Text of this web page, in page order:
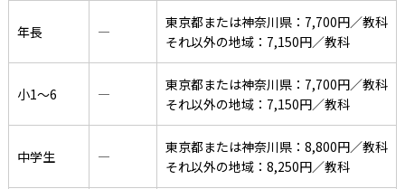
年長 ―
東京都または神奈川県：7,700円／教科
それ以外の地域：7,150円／教科
小1〜6 ―
東京都または神奈川県：7,700円／教科
それ以外の地域：7,150円／教科
中学生 ―
東京都または神奈川県：8,800円／教科
それ以外の地域：8,250円／教科